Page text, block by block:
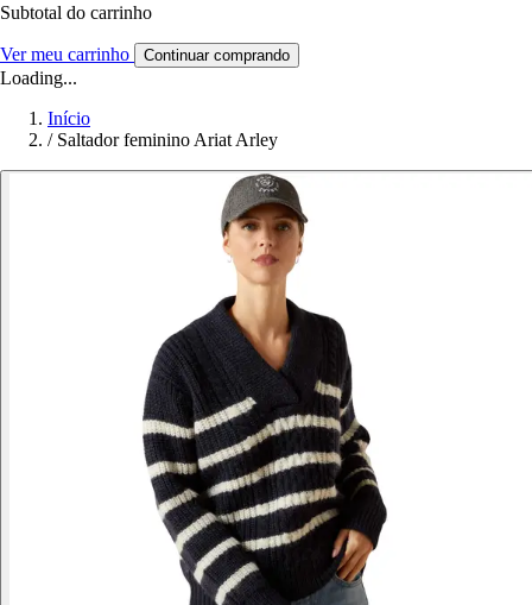
Subtotal do carrinho
Ver meu carrinho Continuar comprando
Loading...
Início
/ Saltador feminino Ariat Arley